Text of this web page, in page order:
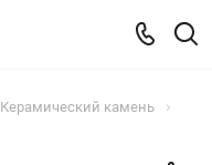
Керамический камень